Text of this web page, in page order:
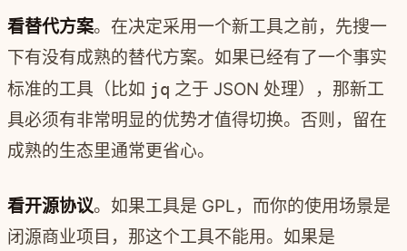
看替代方案。在决定采用一个新工具之前，先搜一
下有没有成熟的替代方案。如果已经有了一个事实
标准的工具（比如 jq 之于 JSON 处理），那新工
具必须有非常明显的优势才值得切换。否则，留在
成熟的生态里通常更省心。
看开源协议。如果工具是 GPL，而你的使用场景是
闭源商业项目，那这个工具不能用。如果是